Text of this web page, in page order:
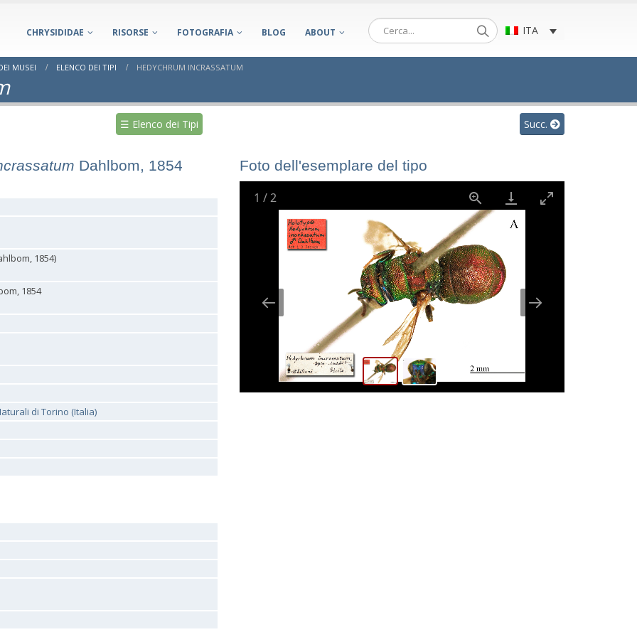
CHRYSIDIDAE RISORSE FOTOGRAFIA BLOG ABOUT ITA
MUSEI ELENCO DEI TIPI HEDYCHRUM INCRASSATUM
☰ Elenco dei Tipi Succ.
Dahlbom, 1854
1854)
1854
di Torino (Italia)
Foto dell'esemplare del tipo
1 /2